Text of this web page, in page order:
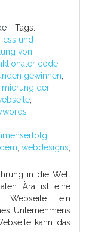
Tags:
css und
von
code
gewinnen
der
webdesigns
in die Welt
Ära ist eine
Webseite ein
Unternehmens
kann das